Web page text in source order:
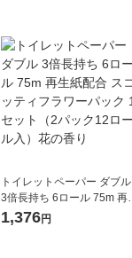
トイレットペーパー ダブル
3倍長持ち 6ロール 75m 再生
紙配合 スコッティフラワー
1,376円